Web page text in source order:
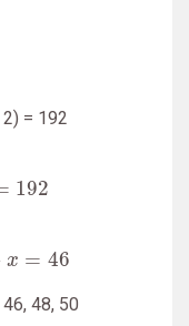
= 192
192
x = 46
48, 50